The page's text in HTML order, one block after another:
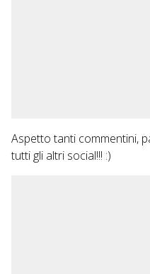
Aspetto tanti commentini,
tutti gli altri social!!! :)